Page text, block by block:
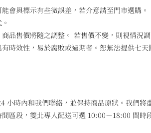
會與標示有些微誤差，若介意請至門市選購。
品售價將隨之調整。 若售價不變，則視情況
時效性，易於腐敗或過期者。恕無法提供七天
時內和我們聯絡，並保持商品原狀。我們將
區段，雙北專人配送可選 10:00－18:00 間時